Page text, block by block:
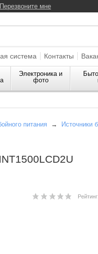
Перезвоните мне
система Контакты
Электроника и
фото
питания → Источники